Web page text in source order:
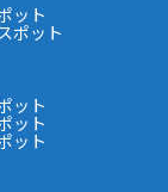
ット
ポット
ット
ット
ット